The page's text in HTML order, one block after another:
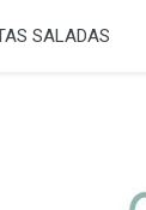
SALADAS